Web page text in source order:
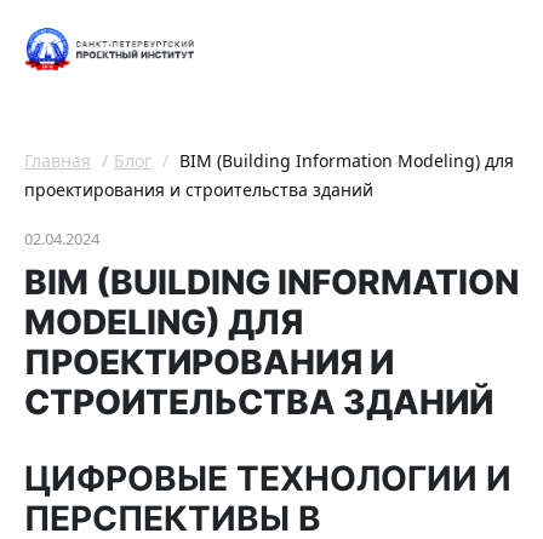
Главная Блог
BIM (Building Information Modeling) для
проектирования и строительства зданий
02.04.2024
BIM (BUILDING INFORMATION
MODELING) ДЛЯ
ПРОЕКТИРОВАНИЯ И
СТРОИТЕЛЬСТВА ЗДАНИЙ
ЦИФРОВЫЕ ТЕХНОЛОГИИ И
ПЕРСПЕКТИВЫ В